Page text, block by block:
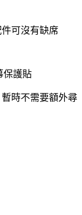
可沒有缺席
保護貼
時不需要額外尋